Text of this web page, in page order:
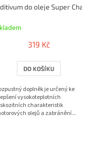
do oleje Super Charge
319 Kč
DO KOŠÍKU
doplněk je určený ke
vysokoteplotních
charakteristik
olejů a zabránění...